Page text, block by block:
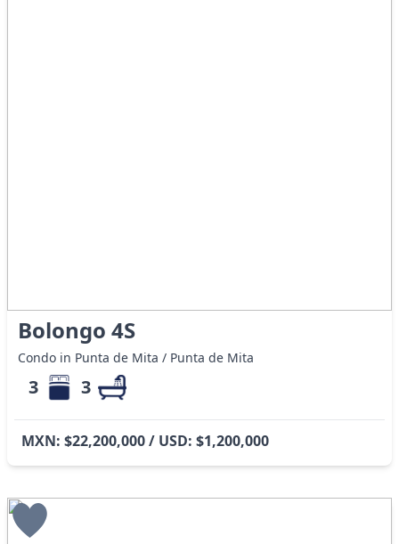
Bolongo 4S
Condo in Punta de Mita / Punta de Mita
3 3
MXN: $22,200,000 / USD: $1,200,000